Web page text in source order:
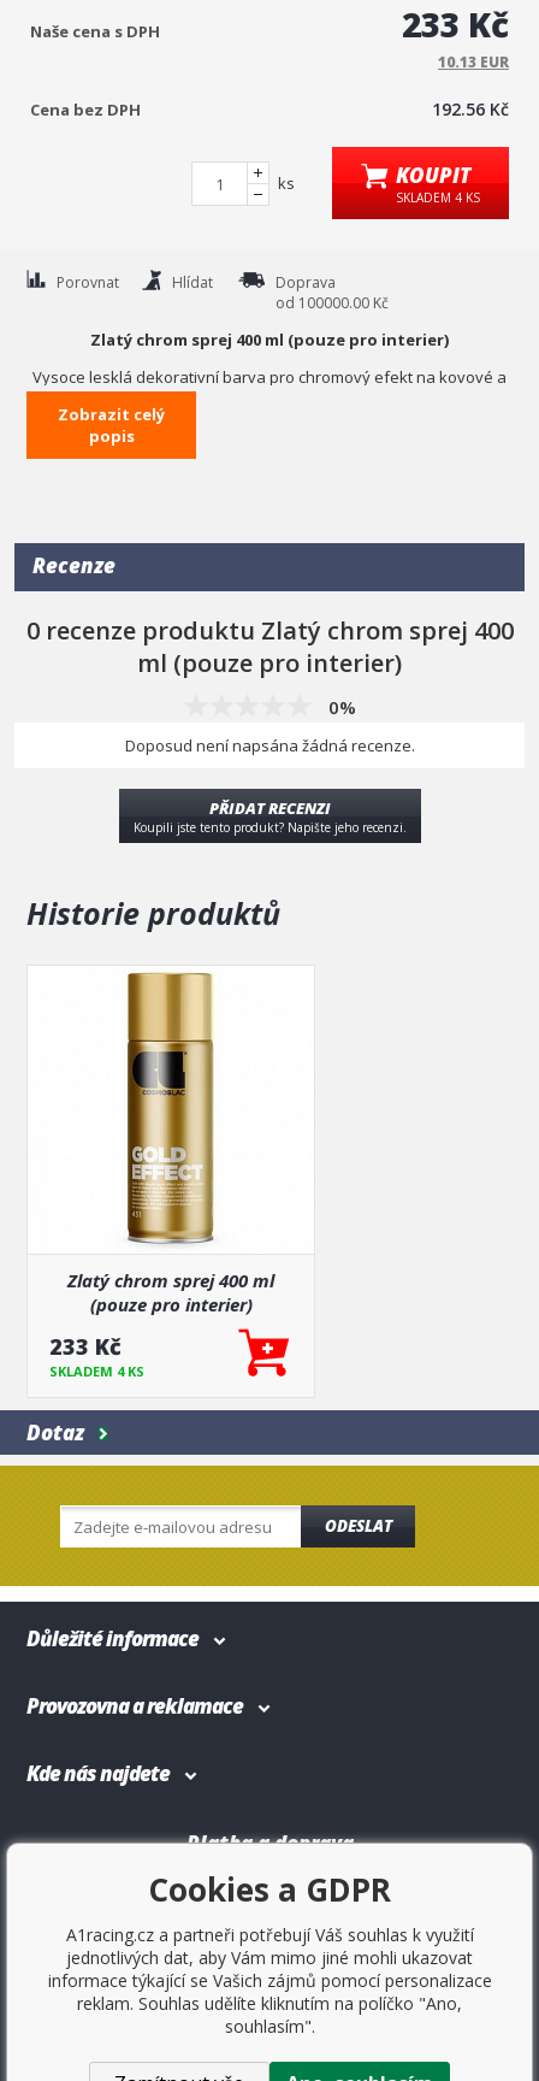
Naše cena s DPH 233 Kč
10.13 EUR
Cena bez DPH 192.56 Kč
ks KOUPIT
SKLADEM 4 KS
Porovnat Hlídat
Doprava
od 100000.00 Kč
Zlatý chrom sprej 400 ml (pouze pro interier)
Vysoce lesklá dekorativní barva pro chromový efekt na kovové a
dřevěné povrchy a dekorativní předměty. Chrome Effect má
vynikající krycí schopnost, přilnavost a vynikající kovový lesk. Není
odolný proti otěru ani povětrnostním vlivům. Navrch nenanášejte
lak. Pouze pro vnitřní použití. Obsah 400 ml.
Zobrazit celý
popis
Recenze
0 recenze produktu Zlatý chrom sprej 400
ml (pouze pro interier)
0%
Doposud není napsána žádná recenze.
PŘIDAT RECENZI
Koupili jste tento produkt? Napište jeho recenzi.
Historie produktů
Zlatý chrom sprej 400 ml
(pouze pro interier)
233 Kč
SKLADEM 4 KS
Dotaz
ODESLAT
Důležité informace
Provozovna a reklamace
Kde nás najdete
Platba a doprava
Cookies a GDPR
A1racing.cz a partneři potřebují Váš souhlas k využití
jednotlivých dat, aby Vám mimo jiné mohli ukazovat
informace týkající se Vašich zájmů pomocí personalizace
reklam. Souhlas udělíte kliknutím na políčko "Ano,
souhlasím".